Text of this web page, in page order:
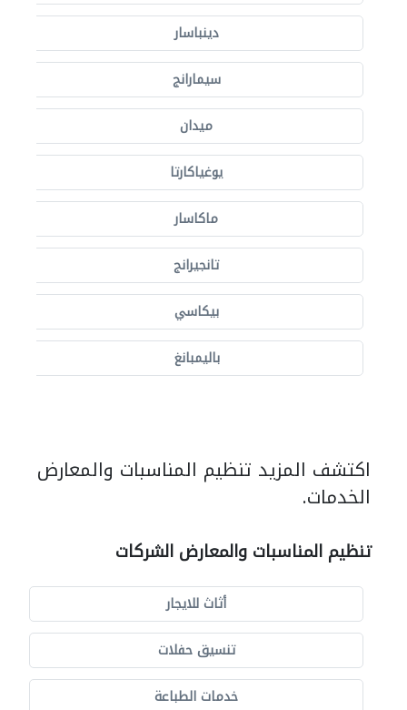
دينباسار
سيمارانج
ميدان
يوغياكارتا
ماكاسار
تانجيرانج
بيكاسي
باليمبانغ
اكتشف المزيد تنظيم المناسبات والمعارض
الخدمات.
تنظيم المناسبات والمعارض الشركات
أثاث للايجار
تنسيق حفلات
خدمات الطباعة